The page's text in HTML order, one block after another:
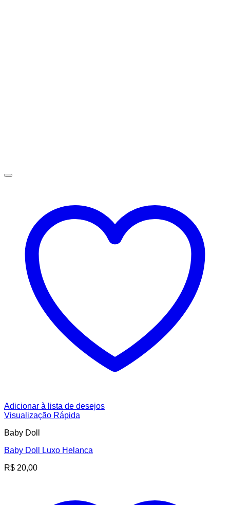
Adicionar à lista de desejos
Visualização Rápida
Baby Doll
Baby Doll Luxo Helanca
R$ 20,00